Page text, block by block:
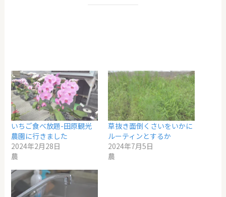
いちご食べ放題-田原観光
農園に行きました
2024年2月28日
農
草抜き面倒くさいをいかに
ルーティンとするか
2024年7月5日
農